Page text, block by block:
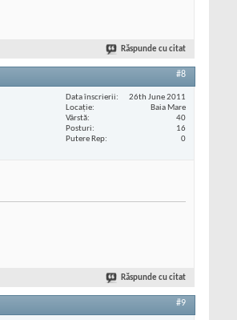
Răspunde cu citat
#8
Data înscrierii
26th June 2011
Locaţie
Baia Mare
Vârstă
40
Posturi
16
Putere Rep
0
Răspunde cu citat
#9